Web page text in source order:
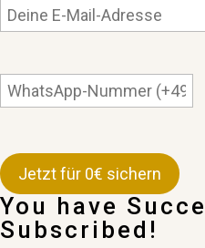
You have
Subscribed!